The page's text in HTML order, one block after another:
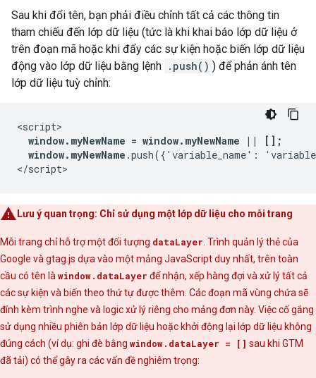
Sau khi đổi tên, bạn phải điều chỉnh tất cả các thông tin
tham chiếu đến lớp dữ liệu (tức là khi khai báo lớp dữ liệu ở
trên đoạn mã hoặc khi đẩy các sự kiện hoặc biến lớp dữ liệu
động vào lớp dữ liệu bằng lệnh .push() ) để phản ánh tên
lớp dữ liệu tuỳ chỉnh:
<script>
window.myNewName = window.myNewName || [];
window.myNewName .push({'variable_name':
Lưu ý quan trọng: Chỉ sử dụng một lớp dữ liệu cho mỗi trang
Mỗi trang chỉ hỗ trợ một đối tượng dataLayer . Trình quản lý thẻ của
Google và gtag.js dựa vào một mảng JavaScript duy nhất, trên toàn
cầu có tên là window.dataLayer để nhận, xếp hàng đợi và xử lý tất cả
các sự kiện và biến theo thứ tự được thêm. Các đoạn mã vùng chứa sẽ
đính kèm trình nghe và logic xử lý riêng cho mảng đơn này. Việc cố gắng
sử dụng nhiều phiên bản lớp dữ liệu hoặc khởi động lại lớp dữ liệu không
đúng cách (ví dụ: ghi đè bằng window.dataLayer = [] sau khi GTM
đã tải) có thể gây ra các vấn đề nghiêm trọng: